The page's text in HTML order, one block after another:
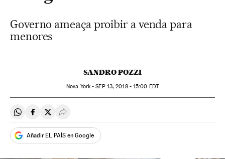
Governo ameaça proibir a venda para
menores
SANDRO POZZI
Nova York -SEP13, 2018 - 15:00 EDT
Compartir en Whatsapp
Compartir en Facebook
Compartir en Twitter
Desplegar Redes Sociales
Añadir EL PAÍS en Google